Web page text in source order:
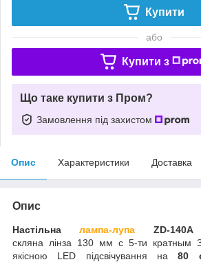
Купити
або
Купити з
Що таке купити з Пром?
Замовлення під захистом
Опис Характеристики Доставка
Опис
Настільналампа-лупа ZD-140A
скляна лінза 130 мм с 5-ти кратным
якісною LED підсвічування на80